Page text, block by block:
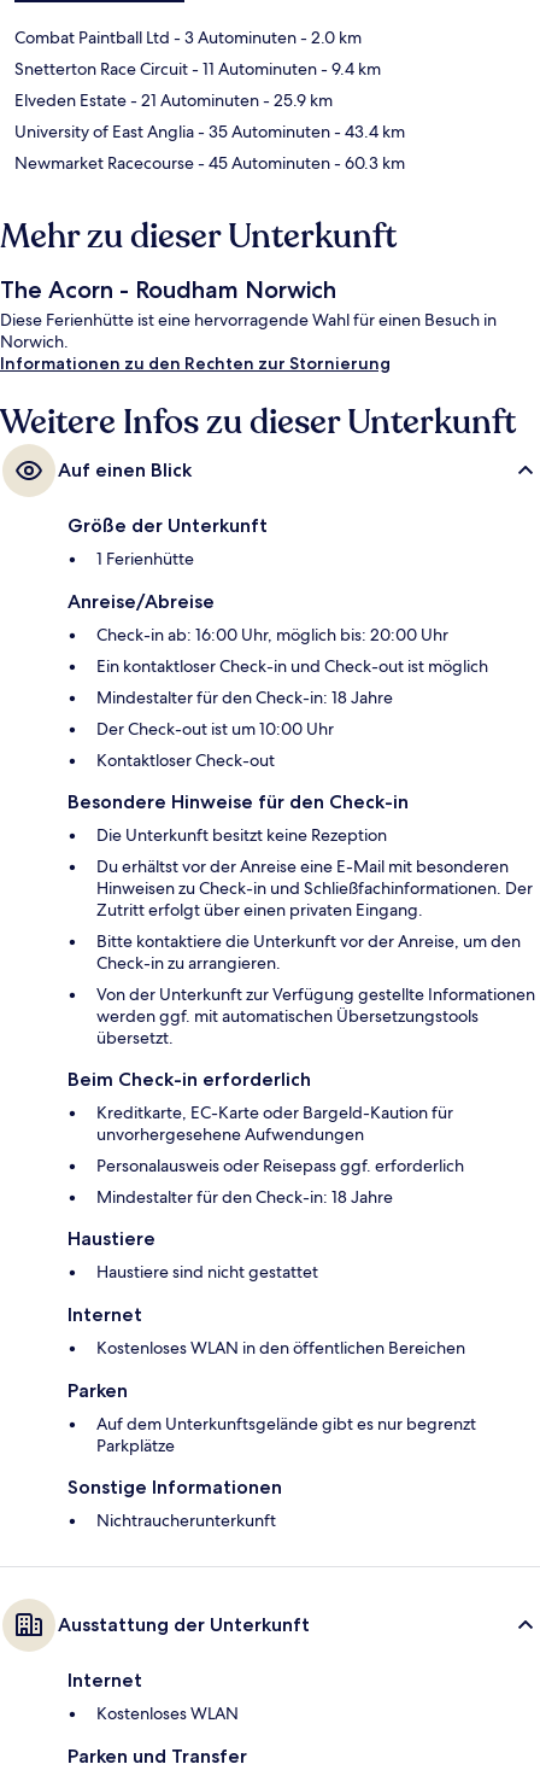
Combat Paintball Ltd - 3 Autominuten- 2.0 km
Snetterton Race Circuit- 11 Autominuten- 9.4 km
Elveden Estate- 21 Autominuten- 25.9 km
University of East Anglia- 35 Autominuten- 43.4 km
Newmarket Racecourse- 45 Autominuten- 60.3 km
Mehr zu dieser Unterkunft
The Acorn - Roudham Norwich
Diese Ferienhütte ist eine hervorragende Wahl für einen Besuch in
Norwich.
Informationen zu den Rechten zur Stornierung
Weitere Infos zu dieser Unterkunft
Auf einen Blick
Größe der Unterkunft
1 Ferienhütte
Anreise/Abreise
Check-in ab: 16:00 Uhr, möglich bis: 20:00 Uhr
Ein kontaktloser Check-in und Check-out ist möglich
Mindestalter für den Check-in: 18 Jahre
Der Check-out ist um 10:00 Uhr
Kontaktloser Check-out
Besondere Hinweise für den Check-in
Die Unterkunft besitzt keine Rezeption
Du erhältst vor der Anreise eine E-Mail mit besonderen
Hinweisen zu Check-in und Schließfachinformationen. Der
Zutritt erfolgt über einen privaten Eingang.
Bitte kontaktiere die Unterkunft vor der Anreise, um den
Check-in zu arrangieren.
Von der Unterkunft zur Verfügung gestellte Informationen
werden ggf. mit automatischen Übersetzungstools
übersetzt.
Beim Check-in erforderlich
Kreditkarte, EC-Karte oder Bargeld-Kaution für
unvorhergesehene Aufwendungen
Personalausweis oder Reisepass ggf. erforderlich
Mindestalter für den Check-in: 18 Jahre
Haustiere
Haustiere sind nicht gestattet
Internet
Kostenloses WLAN in den öffentlichen Bereichen
Parken
Auf dem Unterkunftsgelände gibt es nur begrenzt
Parkplätze
Sonstige Informationen
Nichtraucherunterkunft
Ausstattung der Unterkunft
Internet
Kostenloses WLAN
Parken und Transfer